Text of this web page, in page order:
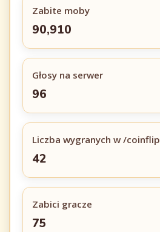
Zabite moby
90,910
Głosy na serwer
96
Liczba wygranych w /coinflip
42
Zabici gracze
75